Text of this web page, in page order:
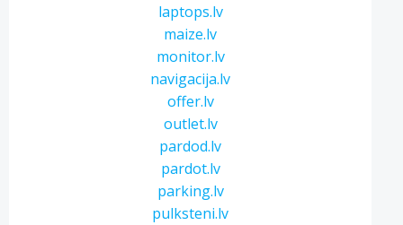
laptops.lv
maize.lv
monitor.lv
navigacija.lv
offer.lv
outlet.lv
pardod.lv
pardot.lv
parking.lv
pulksteni.lv